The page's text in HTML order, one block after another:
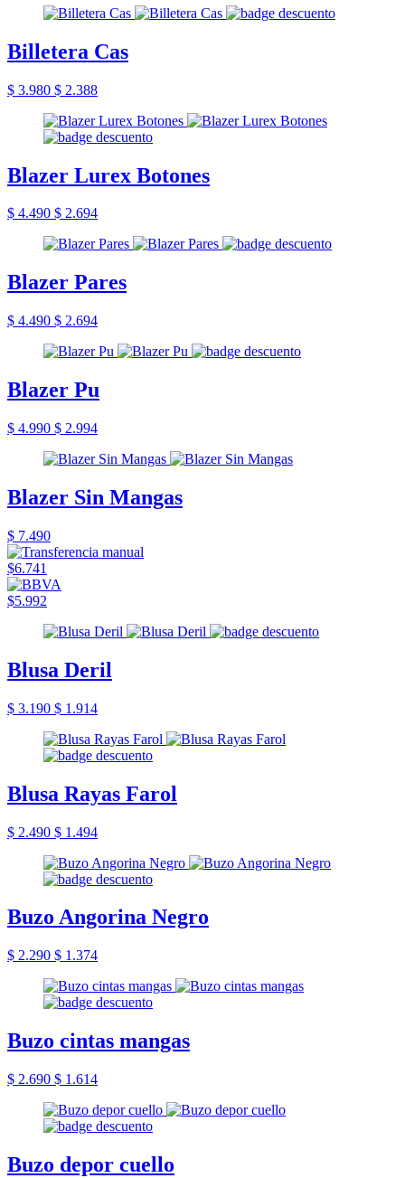
Billetera Cas
$ 3.980 $ 2.388
Blazer Lurex Botones
$ 4.490 $ 2.694
Blazer Pares
$ 4.490 $ 2.694
Blazer Pu
$ 4.990 $ 2.994
Blazer Sin Mangas
$ 7.490
$6.741
$5.992
Blusa Deril
$ 3.190 $ 1.914
Blusa Rayas Farol
$ 2.490 $ 1.494
Buzo Angorina Negro
$ 2.290 $ 1.374
Buzo cintas mangas
$ 2.690 $ 1.614
Buzo depor cuello